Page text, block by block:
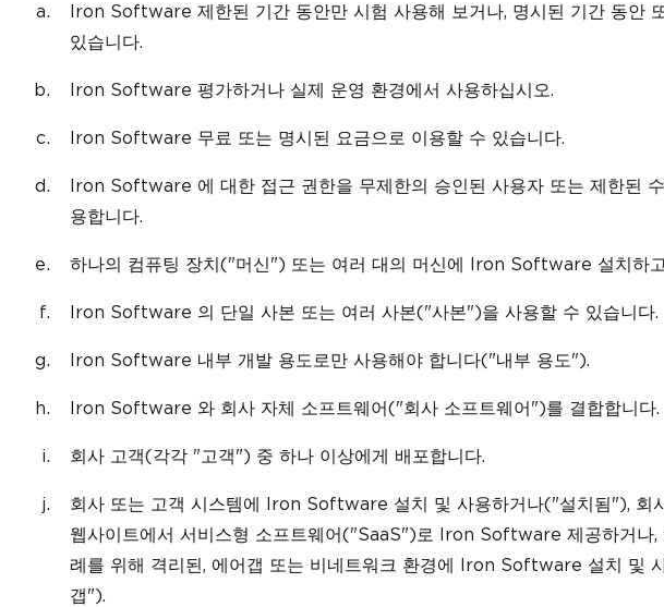
Iron Software 제한된 기간 동안만 시험 사용해 보거나, 명시된 기간 동안
있습니다.
Iron Software 평가하거나 실제 운영 환경에서 사용하십시오.
Iron Software 무료 또는 명시된 요금으로 이용할 수 있습니다.
Iron Software 에 대한 접근 권한을 무제한의 승인된 사용자 또는 제한된
용합니다.
하나의 컴퓨팅 장치("머신") 또는 여러 대의 머신에 Iron Software 설치하
Iron Software 의 단일 사본 또는 여러 사본("사본")을 사용할 수 있습니다.
Iron Software 내부 개발 용도로만 사용해야 합니다("내부 용도").
Iron Software 와 회사 자체 소프트웨어("회사 소프트웨어")를 결합합니다.
회사 고객(각각 "고객") 중 하나 이상에게 배포합니다.
회사 또는 고객 시스템에 Iron Software 설치 및 사용하거나("설치됨"), 회
웹사이트에서 서비스형 소프트웨어("SaaS")로 Iron Software 제공하거나,
례를 위해 격리된, 에어갭 또는 비네트워크 환경에 Iron Software 설치 및
갭").